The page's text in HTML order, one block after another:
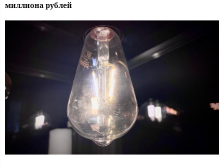
миллиона рублей